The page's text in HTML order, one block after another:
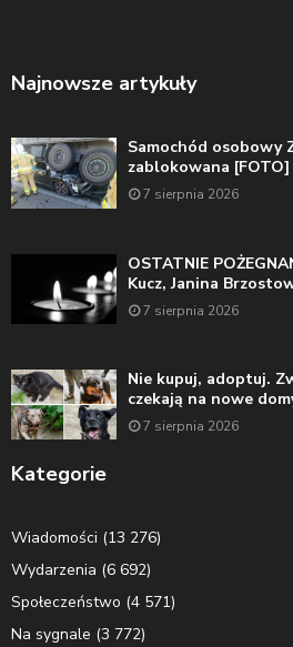
Najnowsze artykuły
Samochód osobowy
zablokowana [FOTO]
7 sierpnia 2026
OSTATNIE
Kucz, Janina
7 sierpnia 2026
Nie kupuj, adoptuj.
czekają na nowe
7 sierpnia 2026
Kategorie
Wiadomości (13 276)
Wydarzenia (6 692)
Społeczeństwo (4 571)
Na sygnale (3 772)